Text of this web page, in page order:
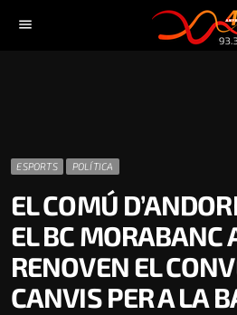
menu
ESPORTS POLÍTICA
EL COMÚ
EL BC MORABANC
RENOVEN EL
CANVIS PER A LA